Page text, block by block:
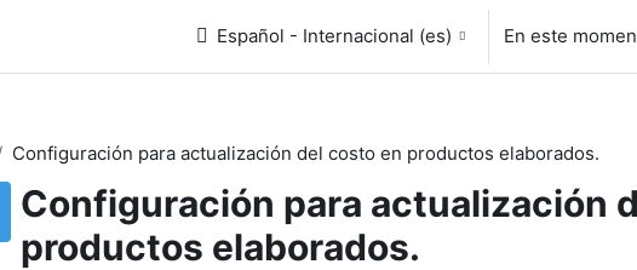
Español - Internacional ‎(es)‎ En este
Configuración para actualización del costo en productos elaborados.
Configuración para actualización
productos elaborados.